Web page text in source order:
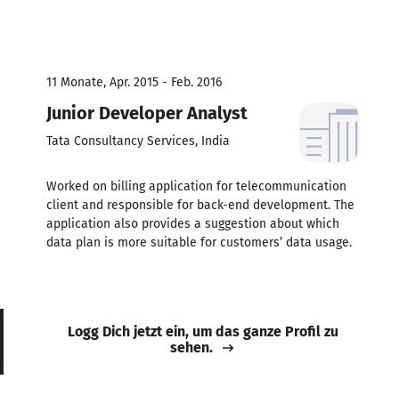
11 Monate, Apr. 2015 - Feb. 2016
Junior Developer Analyst
Tata Consultancy Services, India
Worked on billing application for telecommunication
client and responsible for back-end development. The
application also provides a suggestion about which
data plan is more suitable for customers’ data usage.
Logg Dich jetzt ein, um das ganze Profil zu
sehen.